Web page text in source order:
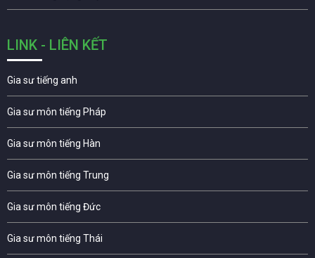
LINK - LIÊN KẾT
Gia sư tiếng anh
Gia sư môn tiếng Pháp
Gia sư môn tiếng Hàn
Gia sư môn tiếng Trung
Gia sư môn tiếng Đức
Gia sư môn tiếng Thái